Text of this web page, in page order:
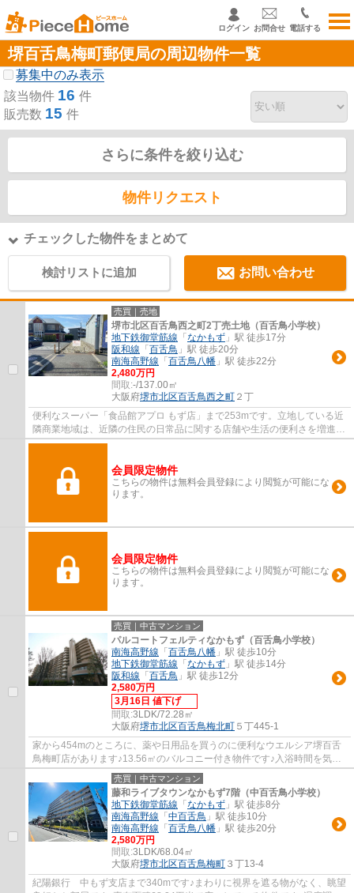
ログイン お問合せ 電話する
堺百舌鳥梅町郵便局の周辺物件一覧
募集中のみ表示
該当物件 16 件
販売数 15 件
さらに条件を絞り込む
物件リクエスト
チェックした物件をまとめて
検討リストに追加 お問い合わせ
売買｜売地
堺市北区百舌鳥西之町2丁売土地（百舌鳥小学校）
地下鉄御堂筋線 「 なかもず 」駅 徒歩17分
阪和線 「 百舌鳥 」駅 徒歩20分
南海高野線 「 百舌鳥八幡 」駅 徒歩22分
2,480万円
間取:-/137.00㎡
大阪府堺市北区百舌鳥西之町 ２丁
便利なスーパー「食品館アプロ もず店」まで253mです。立地している近
隣商業地域は、近隣の住民の日常品に関する店舗や生活の便利さを増進す
るために定められている地域です。Piece Ho...
会員限定物件
こちらの物件は無料会員登録により閲覧が可能にな
ります。
会員限定物件
こちらの物件は無料会員登録により閲覧が可能にな
ります。
売買｜中古マンション
パルコートフェルティなかもず（百舌鳥小学校）
南海高野線 「 百舌鳥八幡 」駅 徒歩10分
地下鉄御堂筋線 「 なかもず 」駅 徒歩14分
阪和線 「 百舌鳥 」駅 徒歩12分
2,580万円
3月16日 値下げ
間取:3LDK/72.28㎡
大阪府堺市北区百舌鳥梅北町 ５丁445-1
家から454mのところに、薬や日用品を買うのに便利なウエルシア堺百舌
鳥梅町店があります♪13.56㎡のバルコニー付き物件です♪入浴時間を気に
する必要のない追焚機能のある浴室です♪マイ...
売買｜中古マンション
藤和ライブタウンなかもず7階（中百舌鳥小学校）
地下鉄御堂筋線 「 なかもず 」駅 徒歩8分
南海高野線 「 中百舌鳥 」駅 徒歩10分
南海高野線 「 百舌鳥八幡 」駅 徒歩20分
2,580万円
間取:3LDK/68.04㎡
大阪府堺市北区百舌鳥梅町 ３丁13-4
紀陽銀行 中もず支店まで340mです♪まわりに視界を遮る物がなく、眺望